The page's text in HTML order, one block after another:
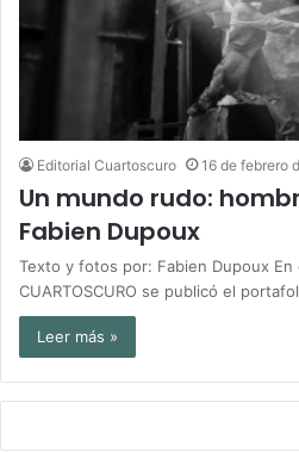
Editorial Cuartoscuro 16 de febrero
Un mundo rudo:
Fabien Dupoux
Texto y fotos por: Fabien Dupoux
CUARTOSCURO se publicó el
Leer más »